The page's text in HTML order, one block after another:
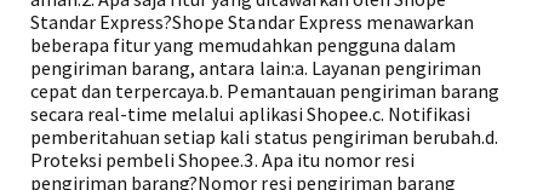
Standar Express?Shope Standar Express menawarkan
beberapa fitur yang memudahkan pengguna dalam
pengiriman barang, antara lain:a. Layanan pengiriman
cepat dan terpercaya.b. Pemantauan pengiriman barang
secara real-time melalui aplikasi Shopee.c. Notifikasi
pemberitahuan setiap kali status pengiriman berubah.d.
Proteksi pembeli Shopee.3. Apa itu nomor resi
pengiriman barang?Nomor resi pengiriman barang